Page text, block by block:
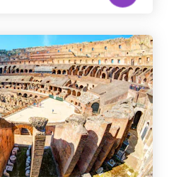
Forum Romanum
Priorisierter
Eintritt
Kolosseum und erhalten
normalerweise gesperrten
auf dem die Gladiatoren
Erkunden Sie das
und den Palatinhügel.